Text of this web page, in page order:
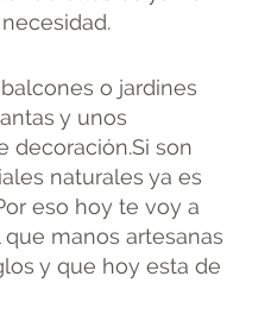
o jardines
y unos
decoración.Si son
naturales ya es
eso hoy te voy a
manos artesanas
y que hoy esta de